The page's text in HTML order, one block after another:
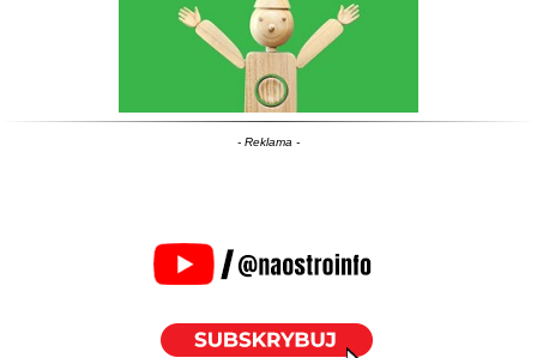
- Reklama -